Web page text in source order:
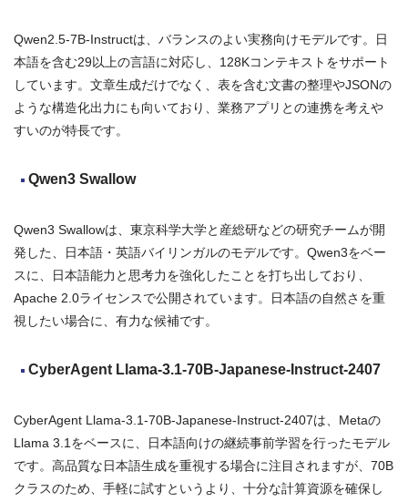
Qwen2.5-7B-Instructは、バランスのよい実務向けモデルです。日
本語を含む29以上の言語に対応し、128Kコンテキストをサポート
しています。文章生成だけでなく、表を含む文書の整理やJSONの
ような構造化出力にも向いており、業務アプリとの連携を考えや
すいのが特長です。
Qwen3 Swallow
Qwen3 Swallowは、東京科学大学と産総研などの研究チームが開
発した、日本語・英語バイリンガルのモデルです。Qwen3をベー
スに、日本語能力と思考力を強化したことを打ち出しており、
Apache 2.0ライセンスで公開されています。日本語の自然さを重
視したい場合に、有力な候補です。
CyberAgent Llama-3.1-70B-Japanese-Instruct-2407
CyberAgent Llama-3.1-70B-Japanese-Instruct-2407は、Metaの
Llama 3.1をベースに、日本語向けの継続事前学習を行ったモデル
です。高品質な日本語生成を重視する場合に注目されますが、70B
クラスのため、手軽に試すというより、十分な計算資源を確保し